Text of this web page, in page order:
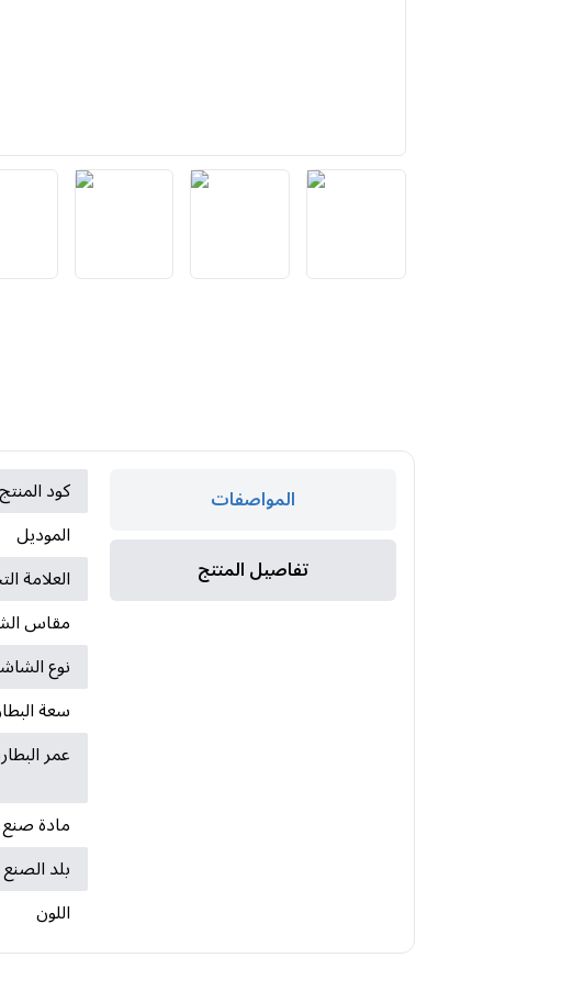
المواصفات
تفاصيل المنتج
كود المنتج
الموديل
العلامة
مقاس
نوع
سعة
عمر
مادة صنع
بلد الصنع
اللون